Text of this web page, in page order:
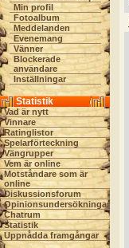
Min profil
Fotoalbum
Meddelanden
Evenemang
Vänner
Blockerade
användare
Inställningar
Statistik
Vad är nytt
Vinnare
Ratinglistor
Spelarförteckning
Vängrupper
Vem är online
Motståndare som är
online
Diskussionsforum
Opinionsundersökningar
Chatrum
Statistik
Uppnådda framgångar